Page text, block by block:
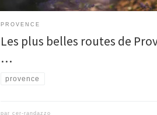
PROVENCE
Les plus belles routes de
…
provence
par cer-randazzo